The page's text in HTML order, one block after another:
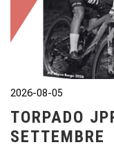
2026-08-05
TORPADO
SETTEMBRE